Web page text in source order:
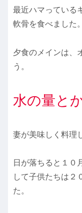
最近ハマっている
軟骨を食べました。
夕食のメインは、
う。
水の量と
妻が美味しく料理
日が落ちると１０
して子供たちは２
た。